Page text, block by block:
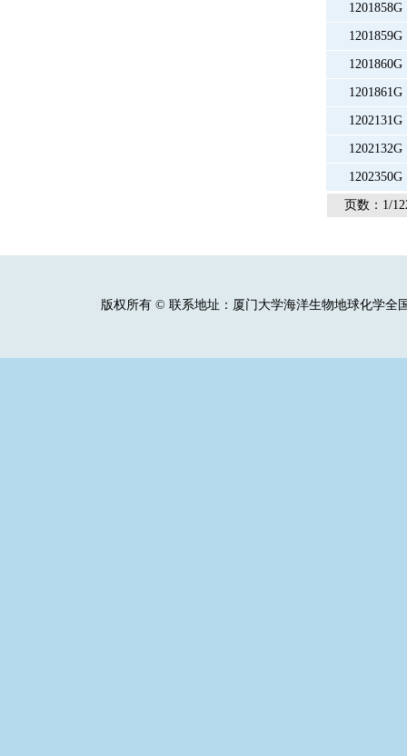
1201858G
1201859G
1201860G
1201861G
1202131G
1202132G
1202350G
页数：1/